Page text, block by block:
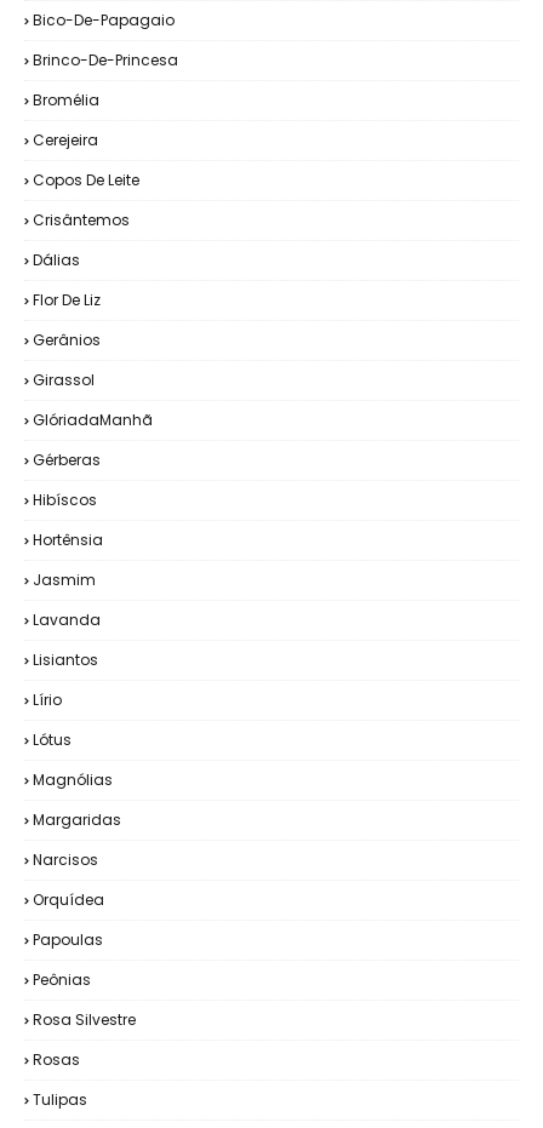
Bico-De-Papagaio
Brinco-De-Princesa
Bromélia
Cerejeira
Copos De Leite
Crisântemos
Dálias
Flor De Liz
Gerânios
Girassol
GlóriadaManhã
Gérberas
Hibíscos
Hortênsia
Jasmim
Lavanda
Lisiantos
Lírio
Lótus
Magnólias
Margaridas
Narcisos
Orquídea
Papoulas
Peônias
Rosa Silvestre
Rosas
Tulipas